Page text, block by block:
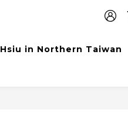
Hsiu in Northern Taiwan